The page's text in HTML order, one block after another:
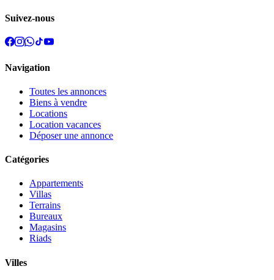
Suivez-nous
Navigation
Toutes les annonces
Biens à vendre
Locations
Location vacances
Déposer une annonce
Catégories
Appartements
Villas
Terrains
Bureaux
Magasins
Riads
Villes